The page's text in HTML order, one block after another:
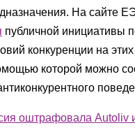
На сайте
публичной инициативы
конкуренции на
которой можно
оштрафовала Autoliv